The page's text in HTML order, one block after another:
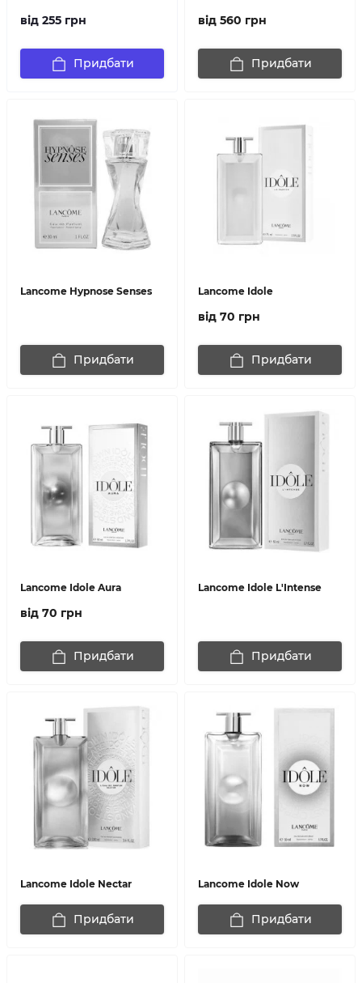
від 255 грн
Придбати
від 560 грн
Придбати
Lancome Hypnose Senses
Придбати
Lancome Idole
від 70 грн
Придбати
Lancome Idole Aura
від 70 грн
Придбати
Lancome Idole L'Intense
Придбати
Lancome Idole Nectar
Придбати
Lancome Idole Now
Придбати